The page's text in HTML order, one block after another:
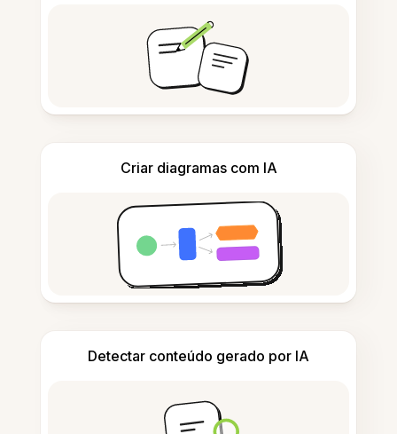
Criar diagramas com IA
Detectar conteúdo gerado por IA